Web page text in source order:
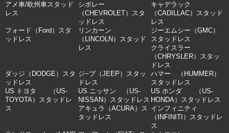
アメ車/欧州車スタッド
レス
シボレー
（CHEVROLET）スタ
ッドレス
キャデラック
（CADILLAC）スタッド
レス
フォード（Ford）スタ
ッドレス
リンカーン
（LINCOLN）スタッド
レス
ジーエムシー（GMC）
スタッドレス
クライスラー
（CHRYSLER）スタッ
ドレス
ダッジ（DODGE）スタ
ッドレス
ジ−プ（JEEP）スタッ
ドレス
ハマー （HUMMER）
スタッドレス
US トヨタ （US-
TOYOTA）スタッドレ
ス
US ニッサン （US-
NISSAN）スタッドレス
US ホンダ （US-
HONDA）スタッドレス
アキュラ（ACURA）ス
タッドレス
インフィニティ
（INFINITI）スタッドレ
ス